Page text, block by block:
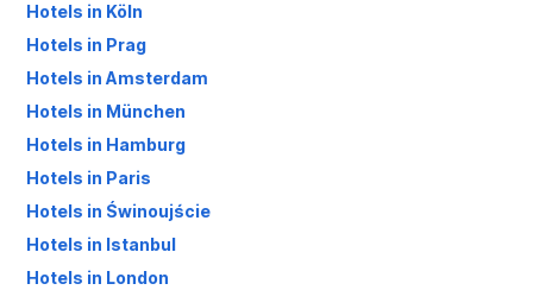
Hotels in Köln
Hotels in Prag
Hotels in Amsterdam
Hotels in München
Hotels in Hamburg
Hotels in Paris
Hotels in Świnoujście
Hotels in Istanbul
Hotels in London